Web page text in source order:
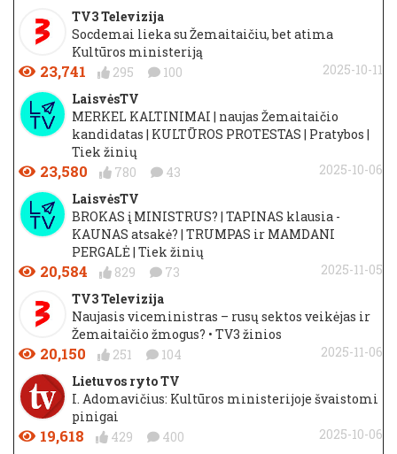
TV3 Televizija
Socdemai lieka su Žemaitaičiu, bet atima
Kultūros ministeriją
23,741 295 100
2025-10-11
LaisvėsTV
MERKEL KALTINIMAI | naujas Žemaitaičio
kandidatas | KULTŪROS PROTESTAS | Pratybos |
Tiek žinių
23,580 780 43
2025-10-06
LaisvėsTV
BROKAS į MINISTRUS? | TAPINAS klausia -
KAUNAS atsakė? | TRUMPAS ir MAMDANI
PERGALĖ | Tiek žinių
20,584 829 73
2025-11-05
TV3 Televizija
Naujasis viceministras – rusų sektos veikėjas ir
Žemaitaičio žmogus? • TV3 žinios
20,150 251 104
2025-11-06
Lietuvos ryto TV
I. Adomavičius: Kultūros ministerijoje švaistomi
pinigai
19,618 429 400
2025-10-06